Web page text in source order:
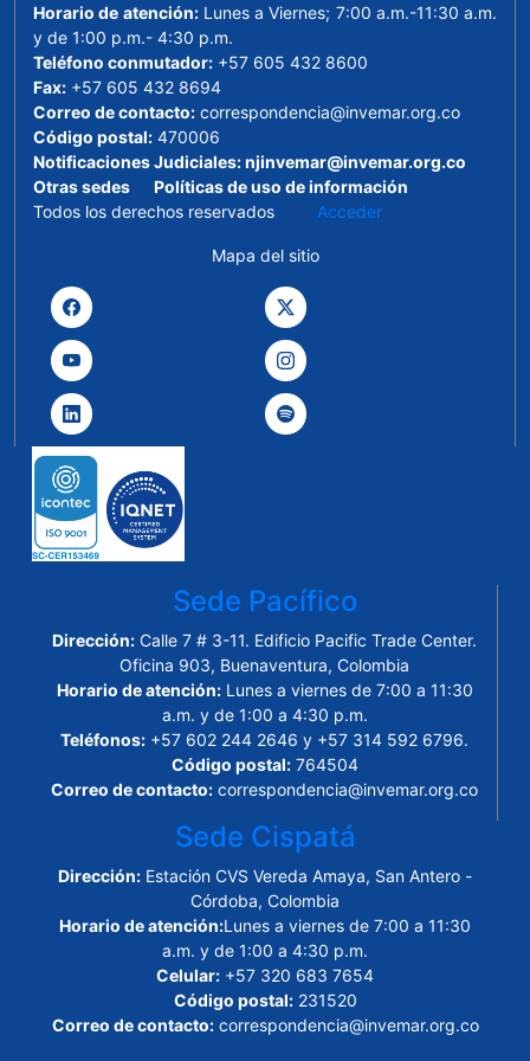
Horario de atención:Lunes a Viernes; 7:00 a.m.-11:30 a.m.
y de 1:00 p.m.- 4:30 p.m.
Teléfono conmutador: +57 605 432 8600
Fax: +57 605 432 8694
Correo de contacto: correspondencia@invemar.org.co
Código postal: 470006
Notificaciones Judiciales:njinvemar@invemar.org.co
Otras sedes
Políticas de uso de información
Todos los derechos reservados Acceder
Mapa del sitio
Sede Pacífico
Dirección: Calle 7 # 3-11. Edificio Pacific Trade Center.
Oficina 903, Buenaventura, Colombia
Horario de atención:Lunes a viernes de 7:00 a 11:30
a.m. y de 1:00 a 4:30 p.m.
Teléfonos: +57 602 244 2646 y +57 314 592 6796.
Código postal:764504
Correo de contacto: correspondencia@invemar.org.co
Sede Cispatá
Dirección: Estación CVS Vereda Amaya, San Antero -
Córdoba, Colombia
Horario de atención:Lunes a viernes de 7:00 a 11:30
a.m. y de 1:00 a 4:30 p.m.
Celular: +57 320 683 7654
Código postal:231520
Correo de contacto:correspondencia@invemar.org.co